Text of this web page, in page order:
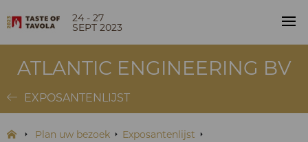
24 - 27
SEPT 2023
ATLANTIC ENGINEERING BV
EXPOSANTENLIJST
Plan uw bezoek
Exposantenlijst